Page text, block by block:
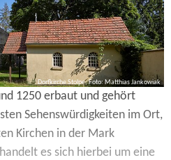
Dorfkirche Stolpe, Foto: Matthias Jankowiak
1250 erbaut und gehört
Sehenswürdigkeiten im Ort,
Kirchen in der Mark
es sich hierbei um eine